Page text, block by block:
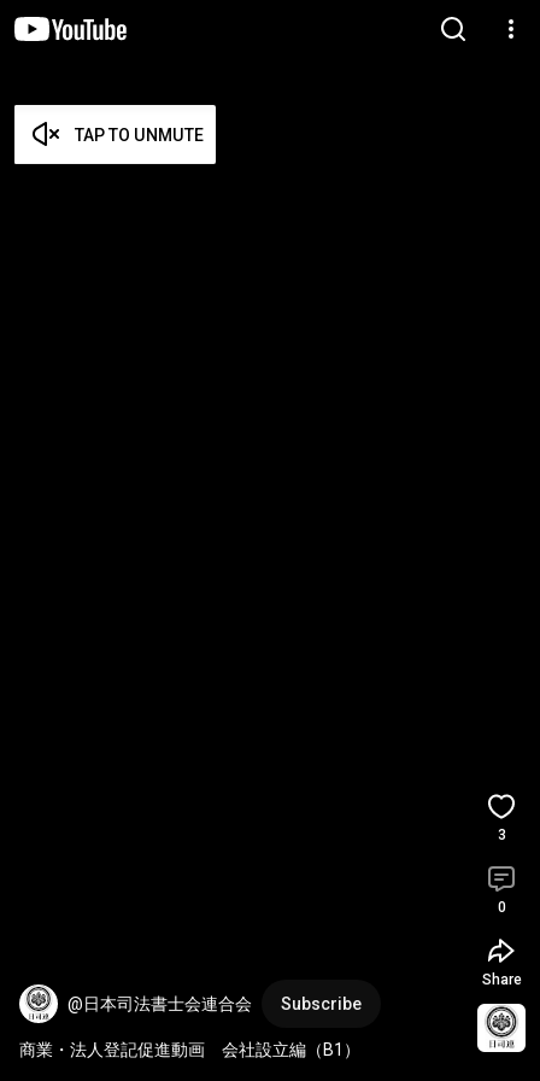
TAP TO UNMUTE
@日本司法書士会連合会 Subscribe
商業・法人登記促進動画　会社設立編（B1）
3
0
Share